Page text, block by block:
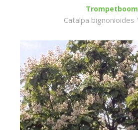
Trompetboom
Catalpa bignonioides